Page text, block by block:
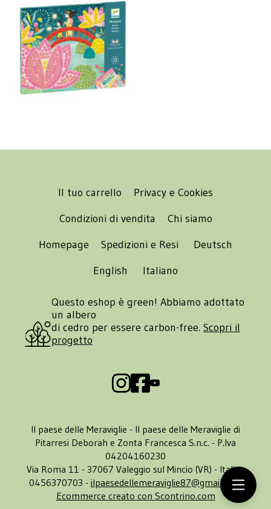
Il tuo carrello
Privacy e Cookies
Condizioni di vendita
Chi siamo
Homepage
Spedizioni e Resi
Deutsch
English
Italiano
Questo eshop è green! Abbiamo adottato
un albero
di cedro per essere carbon-free. Scopri il
progetto
Il paese delle Meraviglie - Il paese delle Meraviglie di
Pitarresi Deborah e Zonta Francesca S.n.c. - P.Iva
04204160230
Via Roma 11 - 37067 Valeggio sul Mincio (VR) - Italia -
0456370703 - ilpaesedellemeraviglie87@gmail.com
Ecommerce creato con Scontrino.com